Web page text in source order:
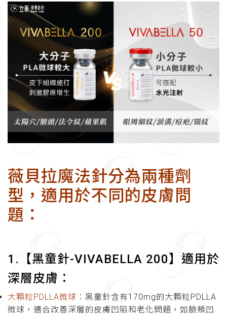
薇貝拉魔法針分為兩種劑
型，適用於不同的皮膚問
題：
1.【黑童針-VIVABELLA 200】適用於
深層皮膚：
大顆粒PDLLA微球： 黑童針含有170mg的大顆粒PDLLA
微球，適合改善深層的皮膚凹陷和老化問題，如臉頰凹